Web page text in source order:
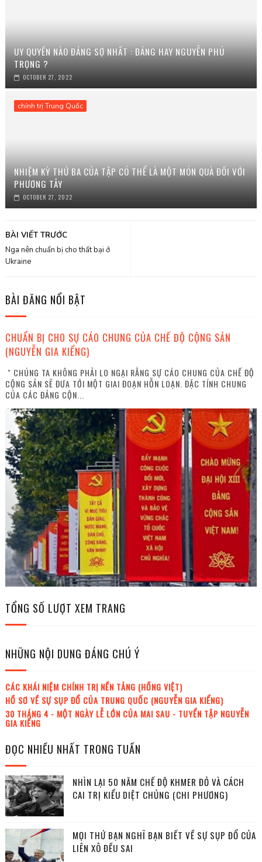
UY QUYỀN NÀO ĐÁNG SỢ NHẤT : ĐẢNG HAY NGUYỄN PHÚ
TRỌNG ?
OCTOBER 27, 2022
chính trị Trung Quốc
NHIỆM KỲ THỨ BA CỦA TẬP CÓ THỂ LÀ MỘT MÓN QUÀ ĐỐI VỚI
PHƯƠNG TÂY
OCTOBER 27, 2022
BÀI VIẾT TRƯỚC
Nga nên chuẩn bị cho thất bại ở
Ukraine
BÀI ĐĂNG NỔI BẬT
CHUẨN BỊ CHO SỰ CÁO CHUNG CỦA CHẾ ĐỘ CỘNG SẢN
(NGUYỄN GIA KIỂNG)
" CHÚNG TA KHÔNG PHẢI LO NGẠI RẰNG SỰ CÁO CHUNG CỦA CHẾ ĐỘ
CỘNG SẢN SẼ ĐƯA TỚI MỘT GIAI ĐOẠN HỖN LOẠN. ĐẶC TÍNH CHUNG
CỦA CÁC ĐẢNG CỘN...
TỔNG SỐ LƯỢT XEM TRANG
NHỮNG NỘI DUNG ĐÁNG CHÚ Ý
CÁC KHÁI NIỆM CHÍNH TRỊ NỀN TẢNG (HỒNG VIỆT)
HỒ SƠ VỀ SỰ SỤP ĐỔ CỦA TRUNG QUỐC (NGUYỄN GIA KIỂNG)
30 THÁNG 4 - MỘT NGÀY LỄ LỚN CỦA MAI SAU - TUYỂN TẬP NGUYỄN
GIA KIỂNG
ĐỌC NHIỀU NHẤT TRONG TUẦN
NHÌN LẠI 50 NĂM CHẾ ĐỘ KHMER ĐỎ VÀ CÁCH
CAI TRỊ KIỂU DIỆT CHỦNG (CHI PHƯƠNG)
MỌI THỨ BẠN NGHĨ BẠN BIẾT VỀ SỰ SỤP ĐỔ CỦA
LIÊN XÔ ĐỀU SAI